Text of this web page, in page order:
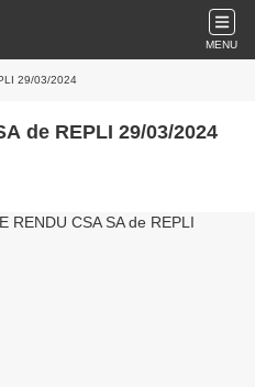
MENU
29/03/2024
de REPLI 29/03/2024